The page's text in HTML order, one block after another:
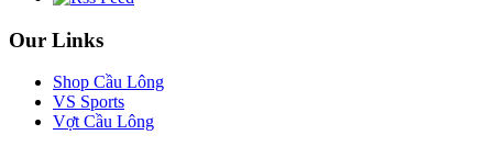
Our Links
Shop Cầu Lông
VS Sports
Vợt Cầu Lông